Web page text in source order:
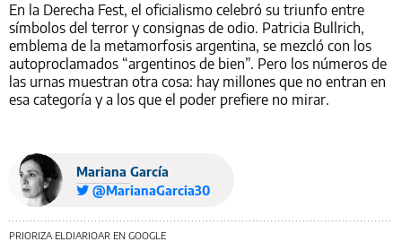
En la Derecha Fest, el oficialismo celebró su triunfo entre
símbolos del terror y consignas de odio. Patricia Bullrich,
emblema de la metamorfosis argentina, se mezcló con los
autoproclamados “argentinos de bien”. Pero los números de
las urnas muestran otra cosa: hay millones que no entran en
esa categoría y a los que el poder prefiere no mirar.
Mariana García
@MarianaGarcia30
PRIORIZA ELDIARIOAR EN GOOGLE